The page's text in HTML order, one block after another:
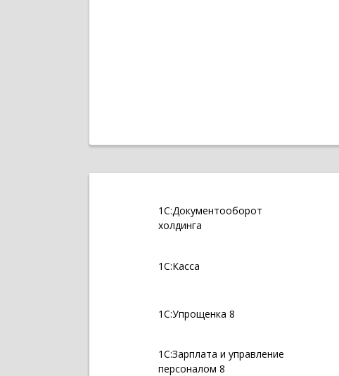
1С:Документооборот
холдинга
1С:Касса
1С:Упрощенка 8
1С:Зарплата и управление
персоналом 8